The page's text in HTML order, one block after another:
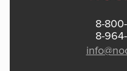
8-
8-